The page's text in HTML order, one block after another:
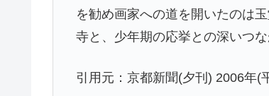
を勧め画家への道を開いたのは
寺と、少年期の応挙との深いつ
引用元：京都新聞(夕刊) 2006年(